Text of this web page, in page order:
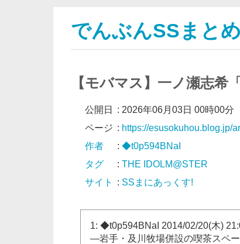
でんぶんSSまとめ
【モバマス】一ノ瀬志希
公開日 : 2026年06月03日 00時00分
ページ : https://esusokuhou.blog.jp/
作者
: ◆t0p594BNaI
タグ
: THE IDOLM@STER
サイト
: SSまにあっくす!
1: ◆t0p594BNaI 2014/02/20(木)
―岩手・及川牧場併設の喫茶スペ